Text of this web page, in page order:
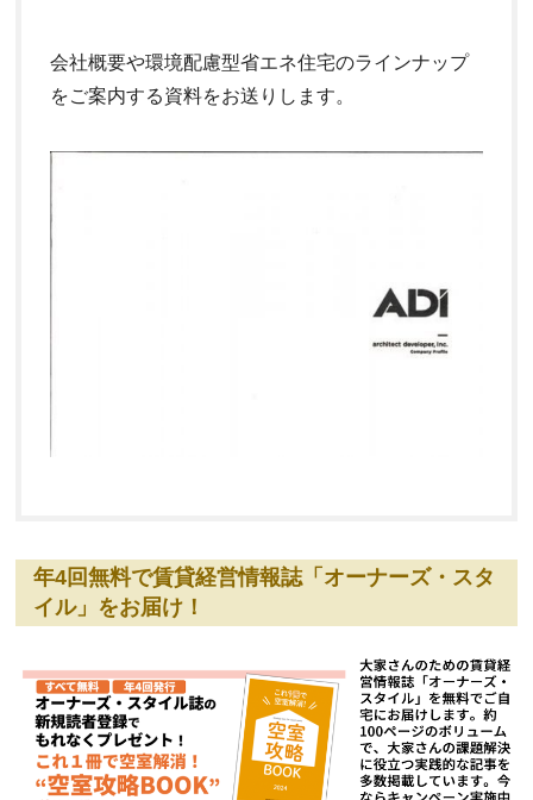
会社概要や環境配慮型省エネ住宅のラインナップ
をご案内する資料をお送りします。
年4回無料で賃貸経営情報誌「オーナーズ・スタ
イル」をお届け！